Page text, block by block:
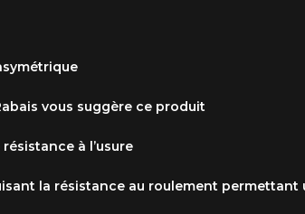
vous suggère ce produit
à l’usure
la résistance au roulement